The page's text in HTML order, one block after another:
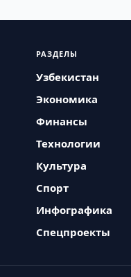
РАЗДЕЛЫ
Узбекистан
Экономика
Финансы
Технологии
Культура
Спорт
Инфографика
Спецпроекты